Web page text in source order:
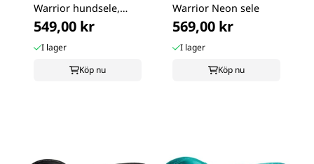
Warrior hundsele,
Turkos
549,00 kr
I lager
Köp nu
Warrior Neon sele
569,00 kr
I lager
Köp nu